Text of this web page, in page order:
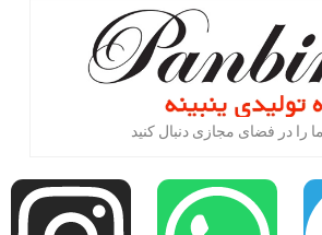
را در فضای مجازی دنبال کنید